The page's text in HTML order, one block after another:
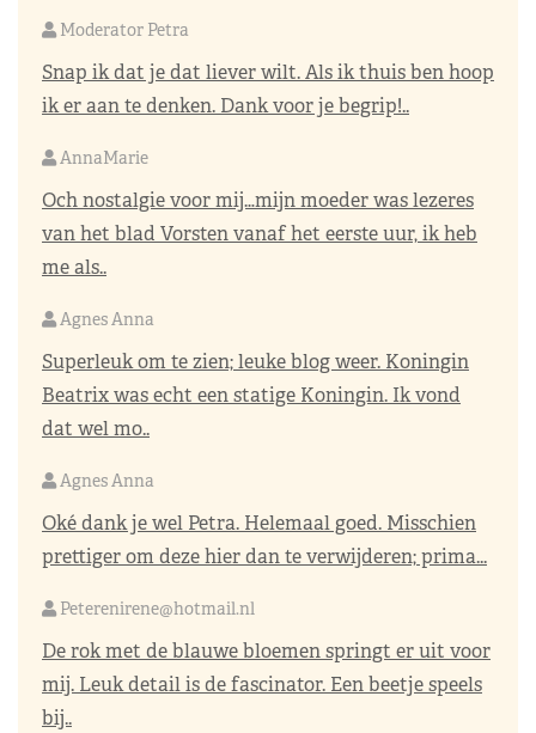
Moderator Petra
Snap ik dat je dat liever wilt. Als ik thuis ben hoop
ik er aan te denken. Dank voor je begrip!..
AnnaMarie
Och nostalgie voor mij…mijn moeder was lezeres
van het blad Vorsten vanaf het eerste uur, ik heb
me als..
Agnes Anna
Superleuk om te zien; leuke blog weer. Koningin
Beatrix was echt een statige Koningin. Ik vond
dat wel mo..
Agnes Anna
Oké dank je wel Petra. Helemaal goed. Misschien
prettiger om deze hier dan te verwijderen; prima...
Peterenirene@hotmail.nl
De rok met de blauwe bloemen springt er uit voor
mij. Leuk detail is de fascinator. Een beetje speels
bij..